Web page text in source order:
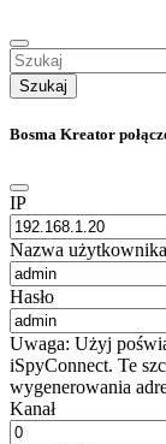
Szukaj
Bosma Kreator
IP
Nazwa użytkownika
Hasło
Uwaga: Użyj
iSpyConnect. Te
wygenerowania
Kanał